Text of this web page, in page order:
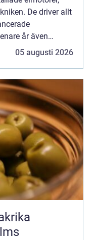
De driver allt
år även
05 augusti 2026